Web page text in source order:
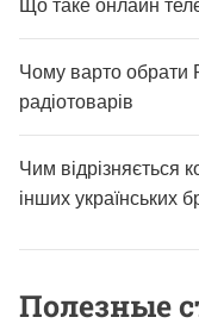
Чому варто обрати
радіотоварів
Чим відрізняється
інших українських
Полезные